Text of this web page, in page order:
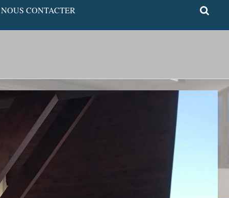
NOUS CONTACTER